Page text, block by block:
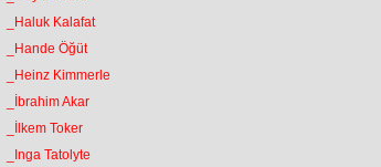
_Haluk Kalafat
_Hande Öğüt
_Heinz Kimmerle
_İbrahim Akar
_İlkem Toker
_Inga Tatolyte